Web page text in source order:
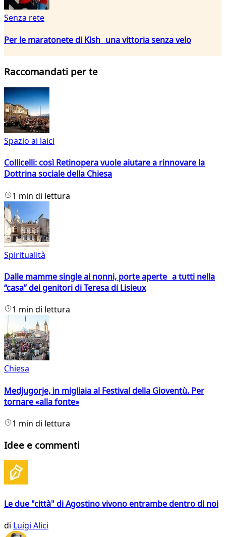
Senza rete
Per le maratonete di Kish una vittoria senza velo
Raccomandati per te
Spazio ai laici
Collicelli: così Retinopera vuole aiutare a rinnovare la
Dottrina sociale della Chiesa
1 min di lettura
Spiritualità
Dalle mamme single ai nonni, porte aperte a tutti nella
“casa” dei genitori di Teresa di Lisieux
1 min di lettura
Chiesa
Medjugorje, in migliaia al Festival della Gioventù. Per
tornare «alla fonte»
1 min di lettura
Idee e commenti
Le due "città" di Agostino vivono entrambe dentro di noi
di Luigi Alici